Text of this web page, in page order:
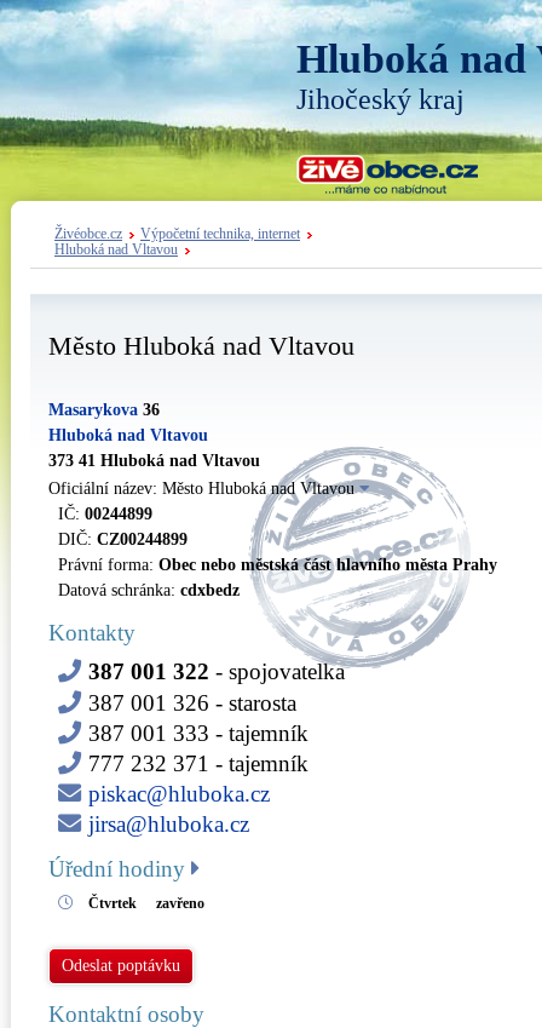
Hluboká nad
Jihočeský kraj
Živéobce.cz
Výpočetní technika, internet
Hluboká nad Vltavou
Město Hluboká nad Vltavou
Masarykova 36
Hluboká nad Vltavou
373 41 Hluboká nad Vltavou
Oficiální název: Město Hluboká nad Vltavou
IČ: 00244899
DIČ: CZ00244899
Právní forma: Obec nebo městská část hlavního města Prahy
Datová schránka: cdxbedz
Kontakty
387 001 322 - spojovatelka
387 001 326 - starosta
387 001 333 - tajemník
777 232 371 - tajemník
piskac@hluboka.cz
jirsa@hluboka.cz
Úřední hodiny
Čtvrtek zavřeno
Odeslat poptávku
Kontaktní osoby